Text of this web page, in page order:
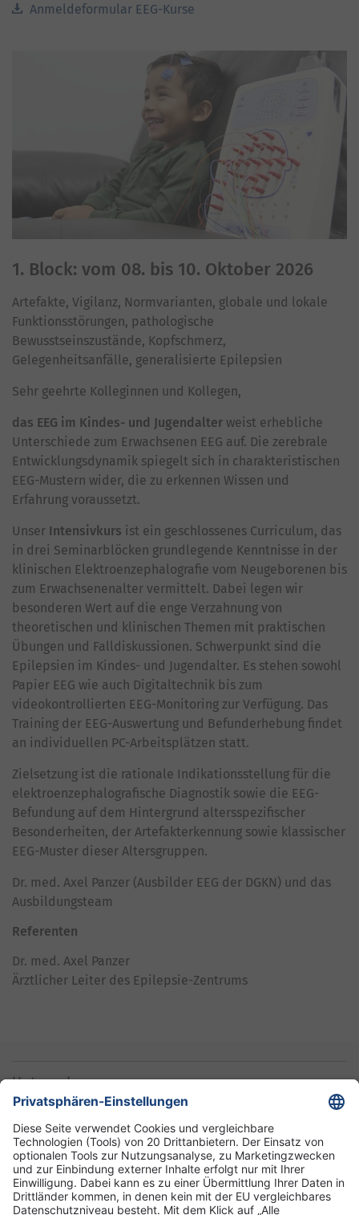
1. Block: vom 08. bis 10. Oktober 2026
Artefakte, Vigilanz, Normvarianten, globale und lokale
Funktionsstörungen, pathologische
Bewusstseinszustände, Kopfschmerz,
Gelegenheitsanfälle, generalisierte Epilepsien
Sehr geehrte Kolleginnen und Kollegen,
das EEG im Kindes- und Jugendalter weist erhebliche
Unterschiede zum Erwachsenen EEG auf. Die zerebrale
Entwicklungsdynamik spiegelt sich in charakteristischen
EEG-Mustern wider, die zu erkennen Wissen und
Erfahrung voraussetzt.
Unser Intensivkurs ist ein geschlossenes Curriculum, das
in drei Seminarblöcken grundlegende Kenntnisse in der
klinischen Elektroenzephalografie vom Neugeborenen bis
zum Erwachsenenalter vermittelt. Dabei legen wir
besonderen Wert auf die enge Verzahnung von
theoretischen und klinischen Themen mit praktischen
Übungen und Falldiskussionen. Schwerpunkt sind die
Epilepsien im Kindes- und Jugendalter. Es stehen sowohl
Papier EEG wie auch Digitaltechnik bis zum
videokontrollierten EEG-Monitoring zur Verfügung. Das
Training der EEG-Auswertung und Befunderhebung findet
an individuellen PC-Arbeitsplätzen statt.
Zielsetzung ist die rationale Indikationsstellung für die
elektroenzephalografische Diagnostik sowie die EEG-
Befundung auf dem Hintergrund altersspezifischer
Besonderheiten, der Artefakterkennung sowie klassischer
EEG-Muster dieser Altersgruppen.
Dr. med. Axel Panzer (Ausbilder EEG der DGKN) und das
Ausbildungsteam
Referenten
Dr. med. Axel Panzer
Ärztlicher Leiter des Epilepsie-Zentrums
Anmeldeformular EEG-Kurse
Unternehmen
Informationen
Standorte